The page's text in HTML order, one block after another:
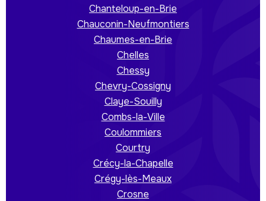
Chanteloup-en-Brie
Chauconin-Neufmontiers
Chaumes-en-Brie
Chelles
Chessy
Chevry-Cossigny
Claye-Souilly
Combs-la-Ville
Coulommiers
Courtry
Crécy-la-Chapelle
Crégy-lès-Meaux
Crosne